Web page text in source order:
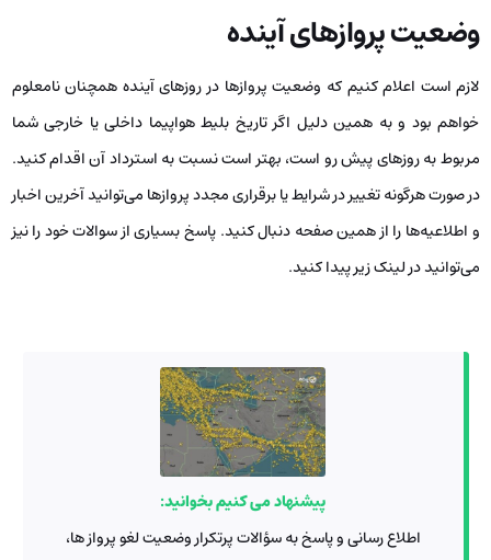
وضعیت پروازهای آینده
لازم است اعلام کنیم که وضعیت پروازها در روزهای آینده همچنان نامعلوم
خواهم بود و به همین دلیل اگر تاریخ بلیط هواپیما داخلی یا خارجی شما
مربوط به روزهای پیش رو است، بهتر است نسبت به استرداد آن اقدام کنید.
در صورت هرگونه تغییر در شرایط یا برقراری مجدد پروازها می‌توانید آخرین اخبار
و اطلاعیه‌ها را از همین صفحه دنبال کنید. پاسخ بسیاری از سوالات خود را نیز
می‌توانید در لینک زیر پیدا کنید.
پیشنهاد می کنیم بخوانید:
اطلاع رسانی و پاسخ به سؤالات پرتکرار وضعیت لغو پرواز ها،